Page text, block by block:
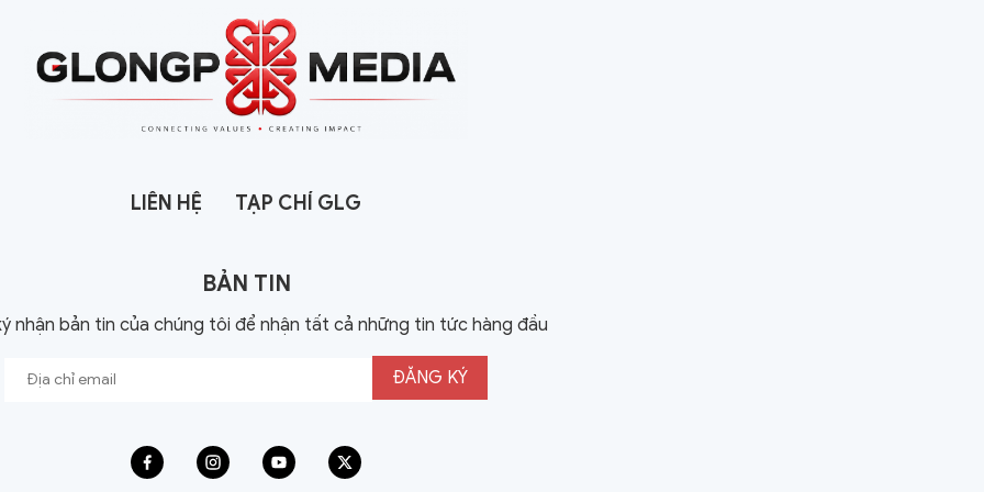
LIÊN HỆ TẠP CHÍ GLG
BẢN TIN
nhận bản tin của chúng tôi để nhận tất cả những tin tức hàng đầu